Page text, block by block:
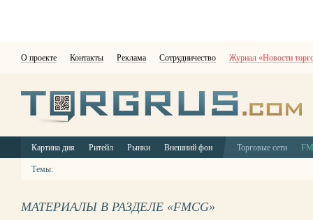
О проекте Контакты Реклама Сотрудничество Журнал «Новости
Картина дня Ритейл Рынки Внешний фон Торговые сети
Темы:
МАТЕРИАЛЫ В РАЗДЕЛЕ «FMCG»